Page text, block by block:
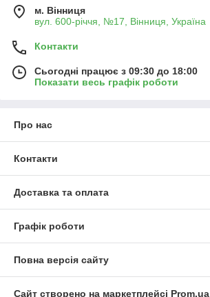
м. Вінниця
вул. 600-річчя, №17, Вінниця, Україна
Контакти
Сьогодні працює з 09:30 до 18:00
Показати весь графік роботи
Про нас
Контакти
Доставка та оплата
Графік роботи
Повна версія сайту
Сайт створено на маркетплейсі Prom.ua